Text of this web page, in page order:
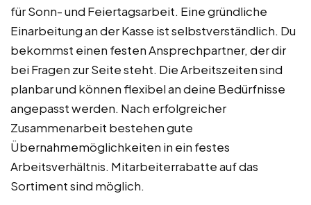
für Sonn- und Feiertagsarbeit. Eine gründliche
Einarbeitung an der Kasse ist selbstverständlich. Du
bekommst einen festen Ansprechpartner, der dir
bei Fragen zur Seite steht. Die Arbeitszeiten sind
planbar und können flexibel an deine Bedürfnisse
angepasst werden. Nach erfolgreicher
Zusammenarbeit bestehen gute
Übernahmemöglichkeiten in ein festes
Arbeitsverhältnis. Mitarbeiterrabatte auf das
Sortiment sind möglich.